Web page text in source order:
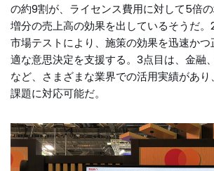
の約9割が、ライセンス費用に対して5倍
増分の売上高の効果を出しているそうだ
市場テストにより、施策の効果を迅速か
適な意思決定を支援する。3点目は、金融
など、さまざまな業界での活用実績があ
課題に対応可能だ。